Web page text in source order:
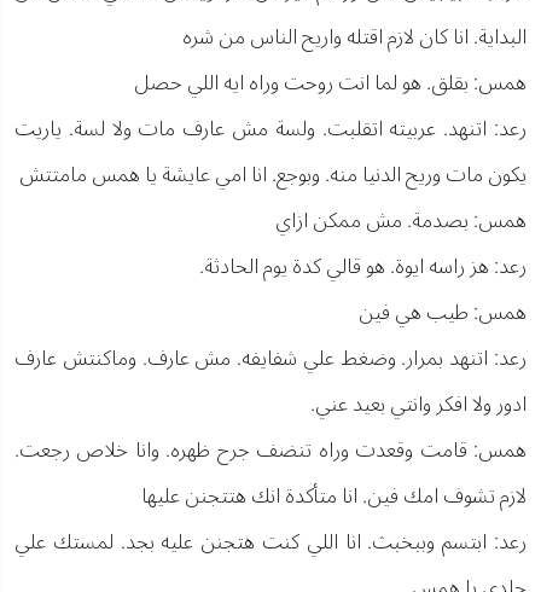
البداية. انا كان لازم اقتله واريح الناس من شره
همس: بقلق. هو لما انت روحت وراه ايه اللي حصل
رعد: اتنهد. عربيته اتقلبت. ولسة مش عارف مات ولا لسة. ياريت
يكون مات وريح الدنيا منه. وبوجع. انا امي عايشة يا همس مامتتش
همس: بصدمة. مش ممكن ازاي
رعد: هز راسه ايوة. هو قالي كدة يوم الحادثة.
همس: طيب هي فين
رعد: اتنهد بمرار. وضغط علي شفايفه. مش عارف. وماكنتش عارف
ادور ولا افكر وانتي بعيد عني.
همس: قامت وقعدت وراه تنضف جرح ظهره. وانا خلاص رجعت.
لازم تشوف امك فين. انا متأكدة انك هتتجنن عليها
رعد: ابتسم وببخبث. انا اللي كنت هتجنن عليه بجد. لمستك علي